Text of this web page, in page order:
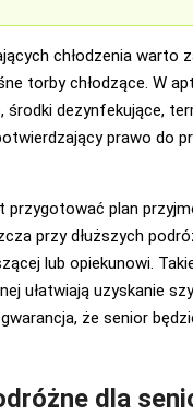
chłodzenia warto
torby chłodzące. W
środki dezynfekujące,
prawo do
przygotować plan
przy dłuższych
lub opiekunowi.
ułatwiają uzyskanie
że senior
dla